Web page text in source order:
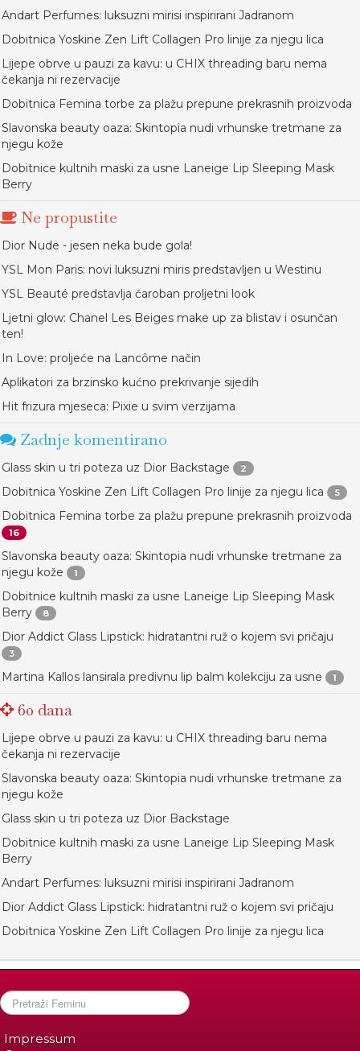
Andart Perfumes: luksuzni mirisi inspirirani Jadranom
Dobitnica Yoskine Zen Lift Collagen Pro linije za njegu lica
Lijepe obrve u pauzi za kavu: u CHIX threading baru nema
čekanja ni rezervacije
Dobitnica Femina torbe za plažu prepune prekrasnih proizvoda
Slavonska beauty oaza: Skintopia nudi vrhunske tretmane za
njegu kože
Dobitnice kultnih maski za usne Laneige Lip Sleeping Mask
Berry
Ne propustite
Dior Nude - jesen neka bude gola!
YSL Mon Paris: novi luksuzni miris predstavljen u Westinu
YSL Beauté predstavlja čaroban proljetni look
Ljetni glow: Chanel Les Beiges make up za blistav i osunčan
ten!
In Love: proljeće na Lancôme način
Aplikatori za brzinsko kućno prekrivanje sijedih
Hit frizura mjeseca: Pixie u svim verzijama
Zadnje komentirano
Glass skin u tri poteza uz Dior Backstage 2
Dobitnica Yoskine Zen Lift Collagen Pro linije za njegu lica 5
Dobitnica Femina torbe za plažu prepune prekrasnih proizvoda
16
Slavonska beauty oaza: Skintopia nudi vrhunske tretmane za
njegu kože
1
Dobitnice kultnih maski za usne Laneige Lip Sleeping Mask
Berry
8
Dior Addict Glass Lipstick: hidratantni ruž o kojem svi pričaju
3
Martina Kallos lansirala predivnu lip balm kolekciju za usne 1
60 dana
Lijepe obrve u pauzi za kavu: u CHIX threading baru nema
čekanja ni rezervacije
Slavonska beauty oaza: Skintopia nudi vrhunske tretmane za
njegu kože
Glass skin u tri poteza uz Dior Backstage
Dobitnice kultnih maski za usne Laneige Lip Sleeping Mask
Berry
Andart Perfumes: luksuzni mirisi inspirirani Jadranom
Dior Addict Glass Lipstick: hidratantni ruž o kojem svi pričaju
Dobitnica Yoskine Zen Lift Collagen Pro linije za njegu lica
Impressum